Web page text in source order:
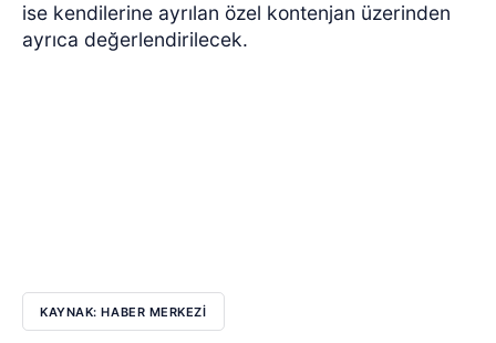
ise kendilerine ayrılan özel kontenjan üzerinden
ayrıca değerlendirilecek.
KAYNAK: HABER MERKEZİ